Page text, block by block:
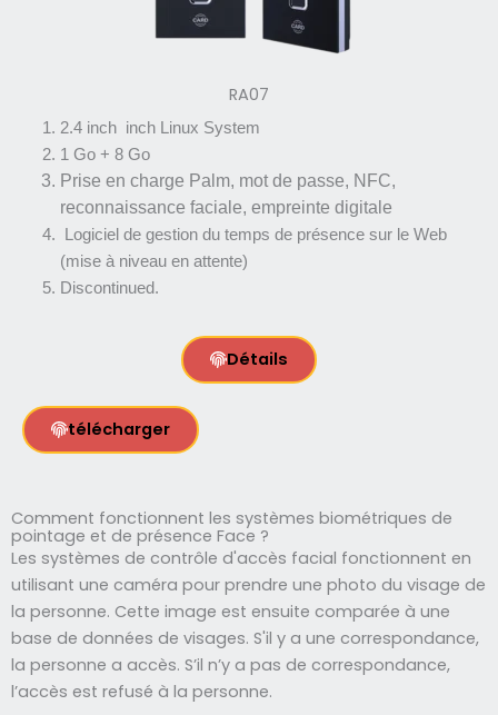
RA07
2.4 inch inch Linux System
1 Go + 8 Go
Prise en charge Palm, mot de passe, NFC,
reconnaissance faciale, empreinte digitale
Logiciel de gestion du temps de présence sur le Web
(mise à niveau en attente)
Discontinued.
Détails
télécharger
Comment fonctionnent les systèmes biométriques de
pointage et de présence Face ?
Les systèmes de contrôle d'accès facial fonctionnent en
utilisant une caméra pour prendre une photo du visage de
la personne. Cette image est ensuite comparée à une
base de données de visages. S'il y a une correspondance,
la personne a accès. S’il n’y a pas de correspondance,
l’accès est refusé à la personne.